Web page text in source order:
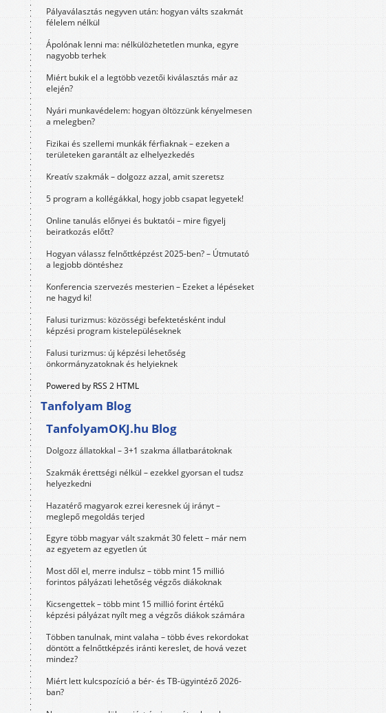
Pályaválasztás negyven után: hogyan válts szakmát
félelem nélkül
Ápolónak lenni ma: nélkülözhetetlen munka, egyre
nagyobb terhek
Miért bukik el a legtöbb vezetői kiválasztás már az
elején?
Nyári munkavédelem: hogyan öltözzünk kényelmesen
a melegben?
Fizikai és szellemi munkák férfiaknak – ezeken a
területeken garantált az elhelyezkedés
Kreatív szakmák – dolgozz azzal, amit szeretsz
5 program a kollégákkal, hogy jobb csapat legyetek!
Online tanulás előnyei és buktatói – mire figyelj
beiratkozás előtt?
Hogyan válassz felnőttképzést 2025-ben? – Útmutató
a legjobb döntéshez
Konferencia szervezés mesterien – Ezeket a lépéseket
ne hagyd ki!
Falusi turizmus: közösségi befektetésként indul
képzési program kistelepüléseknek
Falusi turizmus: új képzési lehetőség
önkormányzatoknak és helyieknek
Powered by RSS 2 HTML
Tanfolyam Blog
TanfolyamOKJ.hu Blog
Dolgozz állatokkal – 3+1 szakma állatbarátoknak
Szakmák érettségi nélkül – ezekkel gyorsan el tudsz
helyezkedni
Hazatérő magyarok ezrei keresnek új irányt –
meglepő megoldás terjed
Egyre több magyar vált szakmát 30 felett – már nem
az egyetem az egyetlen út
Most dől el, merre indulsz – több mint 15 millió
forintos pályázati lehetőség végzős diákoknak
Kicsengettek – több mint 15 millió forint értékű
képzési pályázat nyílt meg a végzős diákok számára
Többen tanulnak, mint valaha – több éves rekordokat
döntött a felnőttképzés iránti kereslet, de hová vezet
mindez?
Miért lett kulcspozíció a bér- és TB-ügyintéző 2026-
ban?